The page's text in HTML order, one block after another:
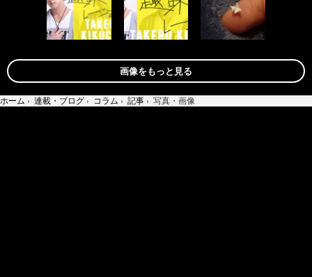
画像をもっと見る
ホーム › 連載・ブログ › コラム › 記事 › 写真・画像